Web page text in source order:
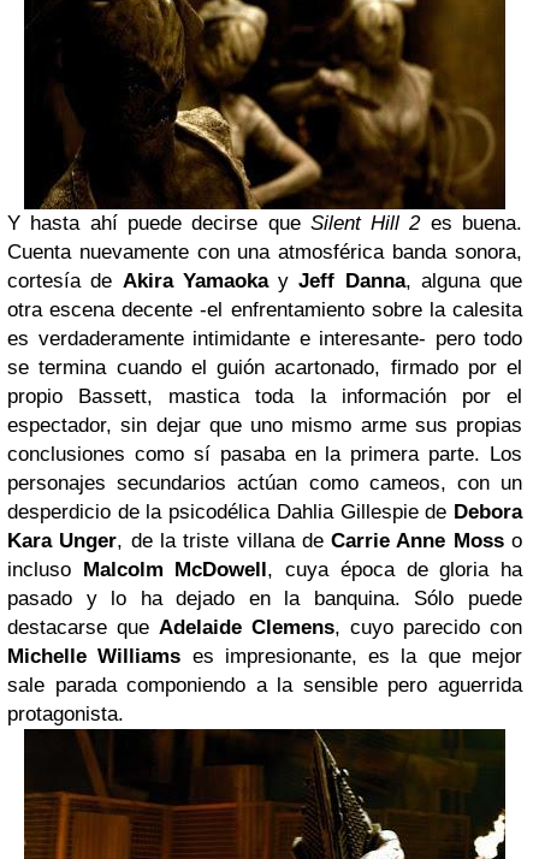
Y hasta ahí puede decirse que Silent Hill 2es buena.
Cuenta nuevamente con una atmosférica banda sonora,
cortesía de Akira YamaokayJeff Danna, alguna que
otra escena decente -el enfrentamiento sobre la calesita
es verdaderamente intimidante e interesante- pero todo
se termina cuando el guión acartonado, firmado por el
propio Bassett, mastica toda la información por el
espectador, sin dejar que uno mismo arme sus propias
conclusiones como sí pasaba en la primera parte. Los
personajes secundarios actúan como cameos, con un
desperdicio de la psicodélica Dahlia Gillespie de Debora
Kara Unger, de la triste villana deCarrie Anne Mosso
incluso Malcolm McDowell, cuya época de gloria ha
pasado y lo ha dejado en la banquina. Sólo puede
destacarse que Adelaide Clemens, cuyo parecido con
Michelle Williams es impresionante, es la que mejor
sale parada componiendo a la sensible pero aguerrida
protagonista.